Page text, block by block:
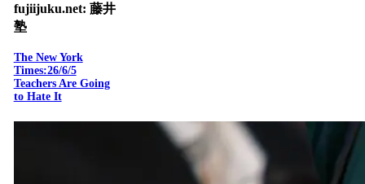
fujiijuku.net: 藤井
塾
The New York
Times:26/6/5
Teachers Are Going
to Hate It